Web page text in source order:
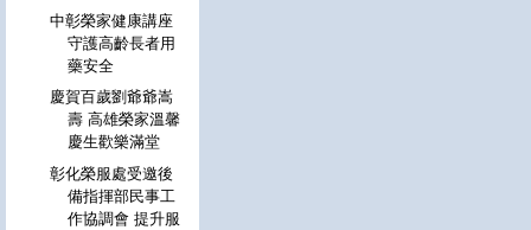
中彰榮家健康講座
守護高齡長者用
藥安全
慶賀百歲劉爺爺嵩
壽 高雄榮家溫馨
慶生歡樂滿堂
彰化榮服處受邀後
備指揮部民事工
作協調會 提升服